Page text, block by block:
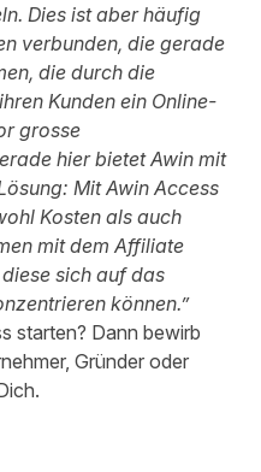
Dies ist aber häufig
verbunden, die gerade
die durch die
Kunden ein Online-
grosse
hier bietet Awin mit
Mit Awin Access
Kosten als auch
mit dem Affiliate
sich auf das
können.”
starten? Dann bewirb
Gründer oder